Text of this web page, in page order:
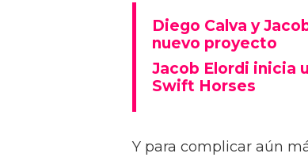
Diego Calva y
nuevo proyecto
Jacob Elordi inicia
Swift Horses
Y para complicar aún